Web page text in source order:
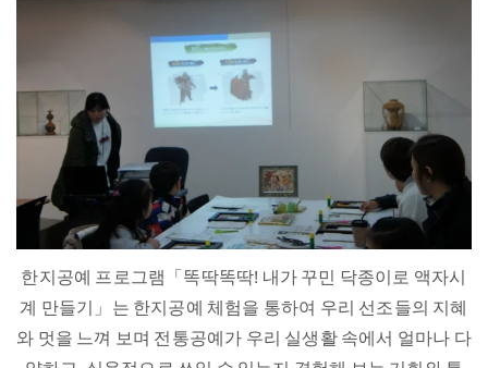
한지공예 프로그램「똑딱똑딱! 내가 꾸민 닥종이로 액자시
계 만들기」는 한지공예 체험을 통하여 우리 선조들의 지혜
와 멋을 느껴 보며 전통공예가 우리 실생활 속에서 얼마나 다